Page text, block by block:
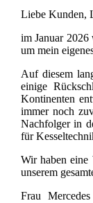
Liebe Kunden,
im Januar 2026
um mein
Auf diesem
einige
Kontinenten
immer noch
Nachfolger in
für
Wir haben eine
unserem
Frau